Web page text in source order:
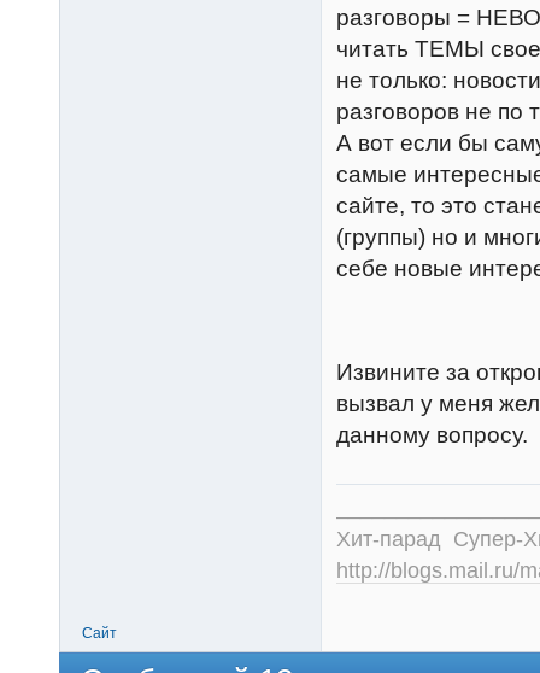
разговоры =
читать ТЕМЫ
не только:
разговоров не по
А вот если бы
самые
сайте, то это
(группы) но и
себе новые
Извините за
вызвал у меня
данному вопросу.
Хит-парад Супер-
http://blogs.mail.ru/
Сайт